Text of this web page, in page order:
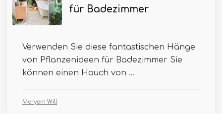
für Badezimmer
Verwenden Sie diese fantastischen Hänge
von Pflanzenideen für Badezimmer Sie
können einen Hauch von ...
Meryem Will